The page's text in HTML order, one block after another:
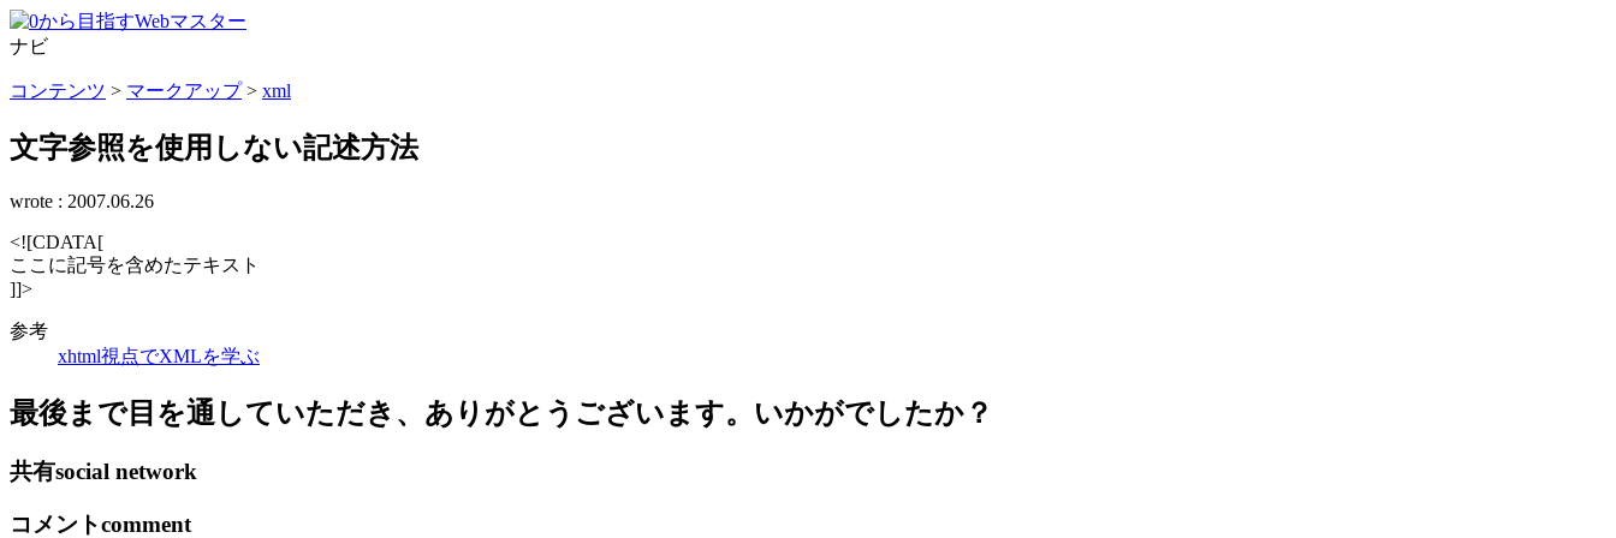
ナビ
コンテンツ > マークアップ> xml
文字参照を使用しない記述方法
wrote : 2007.06.26
<![CDATA[
ここに記号を含めたテキスト
]]>
参考
xhtml視点でXMLを学ぶ
最後まで目を通していただき、ありがとうございます。いかがでしたか？
共有social network
コメントcomment